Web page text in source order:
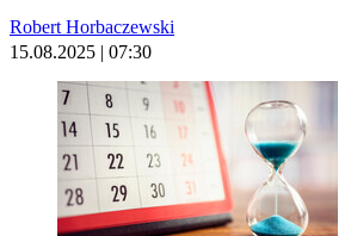
Robert Horbaczewski
15.08.2025 | 07:30